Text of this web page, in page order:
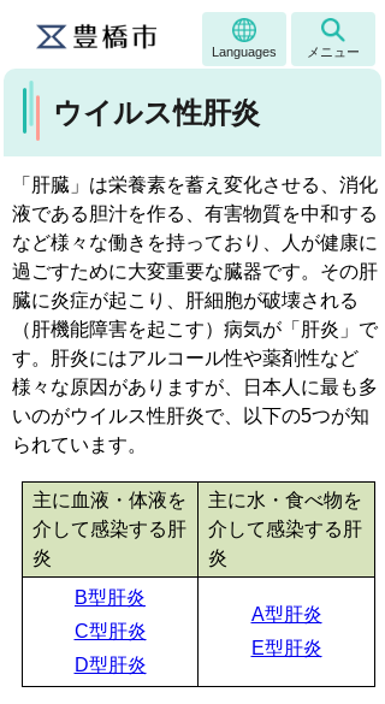
Languages メニュー
ウイルス性肝炎
「肝臓」は栄養素を蓄え変化させる、消化
液である胆汁を作る、有害物質を中和する
など様々な働きを持っており、人が健康に
過ごすために大変重要な臓器です。その肝
臓に炎症が起こり、肝細胞が破壊される
（肝機能障害を起こす）病気が「肝炎」で
す。肝炎にはアルコール性や薬剤性など
様々な原因がありますが、日本人に最も多
いのがウイルス性肝炎で、以下の5つが知
られています。
主に血液・体液を
介して感染する肝
炎
主に水・食べ物を
介して感染する肝
炎
B型肝炎
C型肝炎
D型肝炎
A型肝炎
E型肝炎